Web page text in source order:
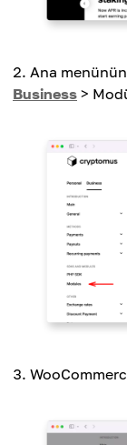
Ana
Business >